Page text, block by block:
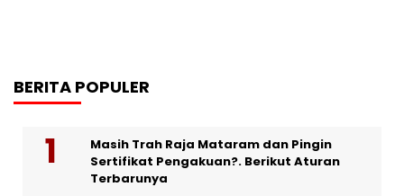
BERITA POPULER
Masih Trah Raja Mataram dan Pingin
Sertifikat Pengakuan?. Berikut Aturan
Terbarunya